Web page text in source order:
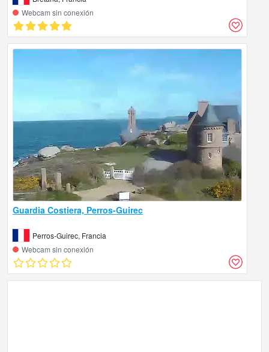
Webcam sin conexión
Guardia Costiera, Perros-Guirec
Perros-Guirec, Francia
Webcam sin conexión